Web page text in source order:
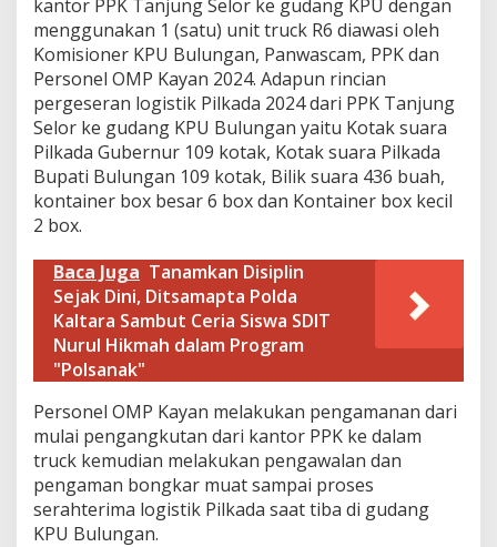
l
k
a
a
2
0
2
4
d
a
P
P
K
k
e
u
d
a
n
g
K
P
kantor PPK Tanjung Selor ke gudang KPU dengan
menggunakan 1 (satu) unit truck R6 diawasi oleh
Komisioner KPU Bulungan, Panwascam, PPK dan
Personel OMP Kayan 2024. Adapun rincian
pergeseran logistik Pilkada 2024 dari PPK Tanjung
Selor ke gudang KPU Bulungan yaitu Kotak suara
Pilkada Gubernur 109 kotak, Kotak suara Pilkada
Bupati Bulungan 109 kotak, Bilik suara 436 buah,
kontainer box besar 6 box dan Kontainer box kecil
2 box.
Baca Juga Tanamkan Disiplin
Sejak Dini, Ditsamapta Polda
Kaltara Sambut Ceria Siswa SDIT
Nurul Hikmah dalam Program
"Polsanak"
Personel OMP Kayan melakukan pengamanan dari
mulai pengangkutan dari kantor PPK ke dalam
truck kemudian melakukan pengawalan dan
pengaman bongkar muat sampai proses
serahterima logistik Pilkada saat tiba di gudang
KPU Bulungan.